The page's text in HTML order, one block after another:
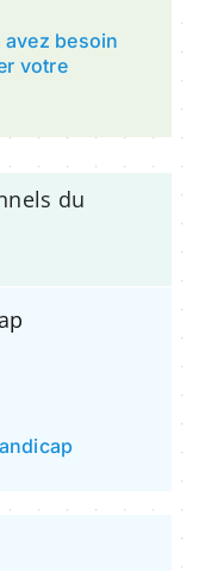
besoin
votre
du